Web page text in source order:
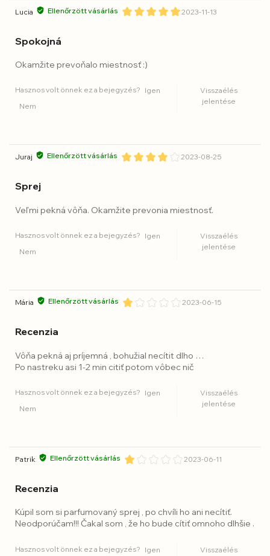
Lucia Ellenőrzött vásárlás 2023-11-13
Spokojná
Okamžite prevoňalo miestnosť :)
Hasznos volt önnek ez a bejegyzés? Igen
Nem
Visszaélés
jelentése
Juraj Ellenőrzött vásárlás 2023-08-25
Sprej
Veľmi pekná vôňa. Okamžite prevonia miestnosť.
Hasznos volt önnek ez a bejegyzés? Igen
Nem
Visszaélés
jelentése
Mária Ellenőrzött vásárlás 2023-06-15
Recenzia
Vôňa pekná aj príjemná , bohužial necítit dlho …
Po nastreku asi 1-2 min citiť potom vôbec nič
Hasznos volt önnek ez a bejegyzés? Igen
Nem
Visszaélés
jelentése
Patrik Ellenőrzött vásárlás 2023-06-11
Recenzia
Kúpil som si parfumovaný sprej , po chvíli ho ani necítiť.
Neodporúčam!!! Čakal som , že ho bude cítiť omnoho dlhšie .
Hasznos volt önnek ez a bejegyzés? Igen
Visszaélés